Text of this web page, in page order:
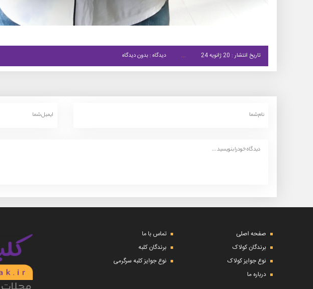
تاریخ انتشار : 20 ژانویه 24 دیدگاه : بدون دیدگاه
صفحه اصلی
تماس با ما
برندگان کولاک
برندگان کلبه
نوع جوایز کولاک
نوع جوایز کلبه سرگرمی
درباره ما